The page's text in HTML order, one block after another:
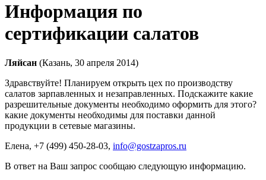
Информация по
сертификации салатов
Ляйсан (Казань, 30 апреля 2014)
Здравствуйте! Планируем открыть цех по производству
салатов зарпавленных и незаправленных. Подскажите какие
разрешительные документы необходимо оформить для этого?
какие документы необходимы для поставки данной
продукции в сетевые магазины.
Елена, +7 (499) 450-28-03, info@gostzapros.ru
В ответ на Ваш запрос сообщаю следующую информацию.